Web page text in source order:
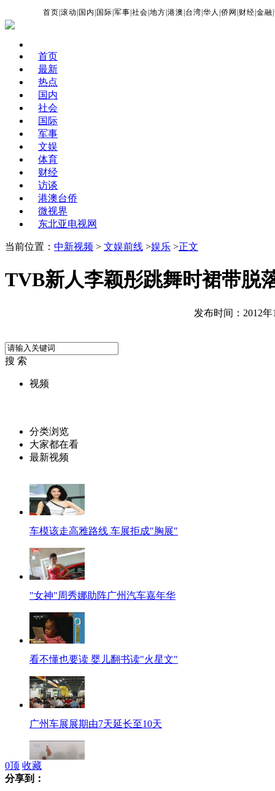
首页 |滚动 国内 国际 |军事 |社会 |地方 |港澳 台湾 |华人 |侨网 财经 |金融 |
首页
最新
热点
国内
社会
国际
军事
文娱
体育
财经
访谈
港澳台侨
微视界
东北亚电视网
当前位置： 中新视频 > 文娱前线 >娱乐 >正文
TVB新人李颖彤跳舞时裙带脱
发布时间：2012年
搜 索
视频
分类浏览
大家都在看
最新视频
车模该走高雅路线 车展拒成"胸展"
"女神"周秀娜助阵广州汽车嘉年华
看不懂也要读 婴儿翻书读"火星文"
广州车展展期由7天延长至10天
0顶 收藏
分享到：